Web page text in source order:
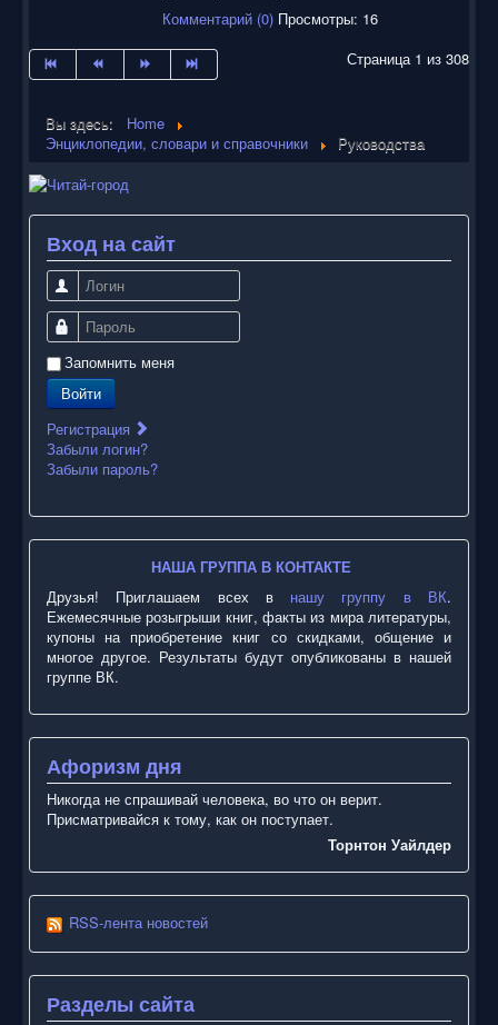
Комментарий (0) Просмотры: 16
Страница 1 из 308
Вы здесь:
Home
Энциклопедии, словари и справочники
Руководства
Вход на сайт
Логин
Пароль
Запомнить меня
Войти
Регистрация
Забыли логин?
Забыли пароль?
НАША ГРУППА В КОНТАКТЕ
Друзья! Приглашаем всех в нашу группу в ВК.
Ежемесячные розыгрыши книг, факты из мира литературы,
купоны на приобретение книг со скидками, общение и
многое другое. Результаты будут опубликованы в нашей
группе ВК.
Афоризм дня
Никогда не спрашивай человека, во что он верит.
Присматривайся к тому, как он поступает.
Торнтон Уайлдер
RSS-лента новостей
Разделы сайта